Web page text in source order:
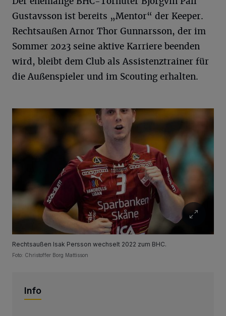
Gustavsson ist bereits „Mentor“ der Keeper.
Rechtsaußen Arnor Thor Gunnarsson, der im
Sommer 2023 seine aktive Karriere beenden
wird, bleibt dem Club als Assistenztrainer für
die Außenspieler und im Scouting erhalten.
Rechtsaußen Isak Persson wechselt 2022 zum BHC.
Foto: Christoffer Borg Mattisson
Info